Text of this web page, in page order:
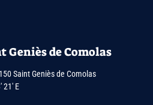
Geniès de Comolas
Saint Geniès de Comolas
21′ E